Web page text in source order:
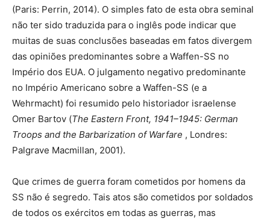
(Paris: Perrin, 2014). O simples fato de esta obra seminal
não ter sido traduzida para o inglês pode indicar que
muitas de suas conclusões baseadas em fatos divergem
das opiniões predominantes sobre a Waffen-SS no
Império dos EUA. O julgamento negativo predominante
no Império Americano sobre a Waffen-SS (e a
Wehrmacht) foi resumido pelo historiador israelense
Omer Bartov (The Eastern Front, 1941–1945: German
Troops and the Barbarization of Warfare , Londres:
Palgrave Macmillan, 2001).
Que crimes de guerra foram cometidos por homens da
SS não é segredo. Tais atos são cometidos por soldados
de todos os exércitos em todas as guerras, mas